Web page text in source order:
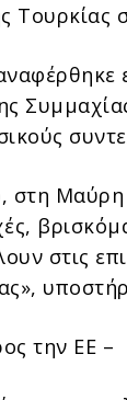
Τουρκίας
στη Μαύρη
στις
την ΕΕ –